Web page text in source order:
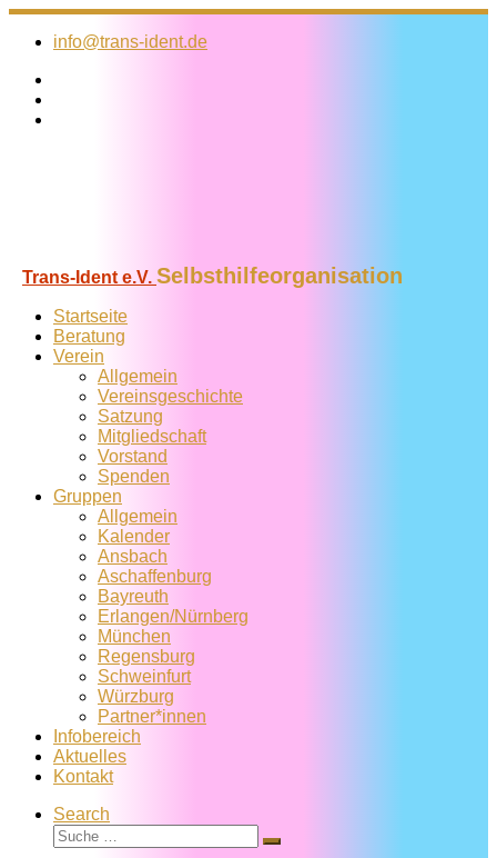
Zum
Inhalt
info@trans-ident.de
Trans-Ident e.V. Selbsthilfeorganisation
Startseite
Beratung
Verein
Allgemein
Vereins­geschichte
Satzung
Mitglied­schaft
Vorstand
Spenden
Gruppen
Allgemein
Kalender
Ansbach
Aschaffenburg
Bayreuth
Erlangen/Nürnberg
München
Regensburg
Schweinfurt
Würzburg
Partner*innen
Infobereich
Aktuelles
Kontakt
Search
Suche
Suche